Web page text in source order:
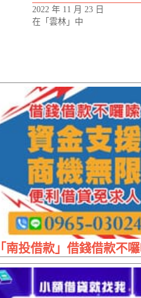
2022 年 11 月 23 日
在「雲林」中
「南投借款」借錢借款不